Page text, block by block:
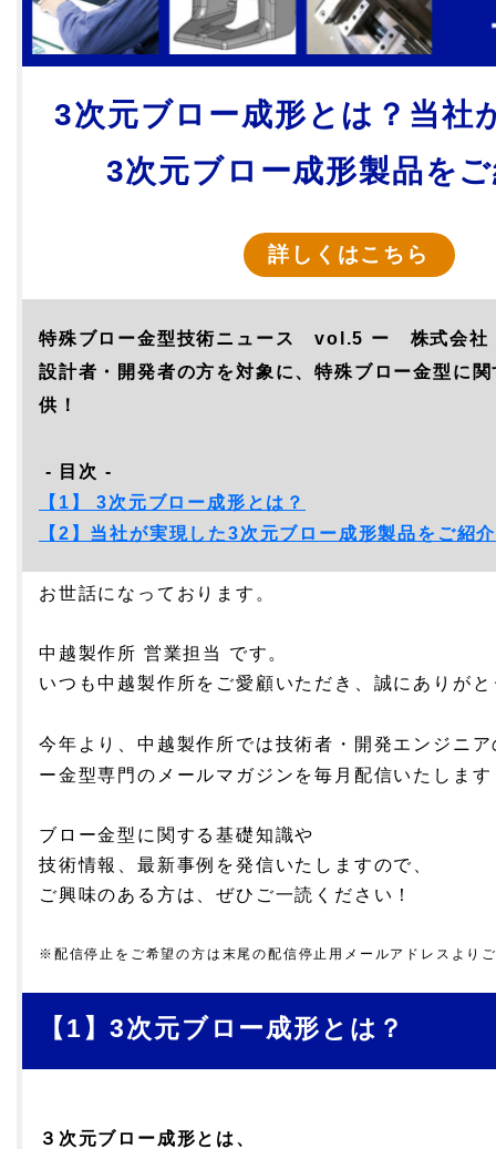
3次元ブロー成形とは？ 当社
3次元ブロー成形製品を
詳しくはこちら
特殊ブロー金型技術ニュース vol.5 ー 株式会社
設計者・開発者の方を対象に、特殊ブロー金型に
供！
- 目次 -
【1】 3次元ブロー成形とは？
【2】当社が実現した3次元ブロー成形製品をご紹
お世話になっております。
中越製作所 営業担当 です。
いつも中越製作所をご愛顧いただき、誠にありが
今年より、中越製作所では技術者・開発エンジニ
ー金型専門の メールマガジンを毎月配信いたします
ブロー金型に関する基礎知識や
技術情報、最新事例を発信いたしますので、
ご興味のある方は、ぜひご一読ください！
※配信停止をご希望の方は末尾の配信停止用メールアドレスより
【1】3次元ブロー成形とは？
３次元ブロー成形とは、